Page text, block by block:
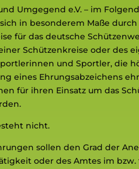
Umgegend e.V. – im
in besonderem Maße
für das deutsche
Schützenkreise oder
und Sportler, die
eines Ehrungsabzeichens
für ihren Einsatz um das
nicht.
sollen den Grad der
oder des Amtes im